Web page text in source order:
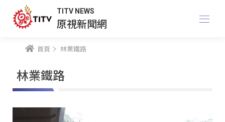
TITV NEWS
原視新聞網
首頁 林業鐵路
林業鐵路